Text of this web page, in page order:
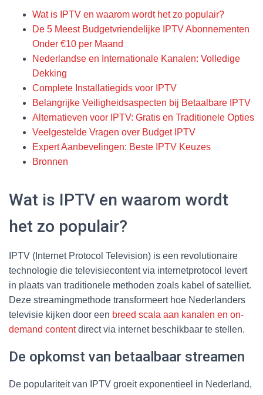
Wat is IPTV en waarom wordt het zo populair?
De 5 Meest Budgetvriendelijke IPTV Abonnementen
Onder €10 per Maand
Nederlandse en Internationale Kanalen: Volledige
Dekking
Complete Installatiegids voor IPTV
Belangrijke Veiligheidsaspecten bij Betaalbare IPTV
Alternatieven voor IPTV: Gratis en Traditionele Opties
Veelgestelde Vragen over Budget IPTV
Expert Aanbevelingen: Beste IPTV Keuzes
Bronnen
Wat is IPTV en waarom wordt
het zo populair?
IPTV (Internet Protocol Television) is een revolutionaire
technologie die televisiecontent via internetprotocol levert
in plaats van traditionele methoden zoals kabel of satelliet.
Deze streamingmethode transformeert hoe Nederlanders
televisie kijken door een breed scala aan kanalen en on-
demand contentdirect via internet beschikbaar te stellen.
De opkomst van betaalbaar streamen
De populariteit van IPTV groeit exponentieel in Nederland,